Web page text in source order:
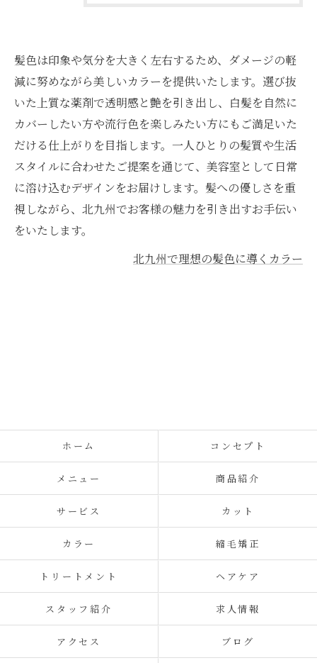
髪色は印象や気分を大きく左右するため、ダメージの軽
減に努めながら美しいカラーを提供いたします。選び抜
いた上質な薬剤で透明感と艶を引き出し、白髪を自然に
カバーしたい方や流行色を楽しみたい方にもご満足いた
だける仕上がりを目指します。一人ひとりの髪質や生活
スタイルに合わせたご提案を通じて、美容室として日常
に溶け込むデザインをお届けします。髪への優しさを重
視しながら、北九州でお客様の魅力を引き出すお手伝い
をいたします。
北九州で理想の髪色に導くカラー
ホーム コンセプト
メニュー 商品紹介
サービス カット
カラー 縮毛矯正
トリートメント ヘアケア
スタッフ紹介 求人情報
アクセス ブログ